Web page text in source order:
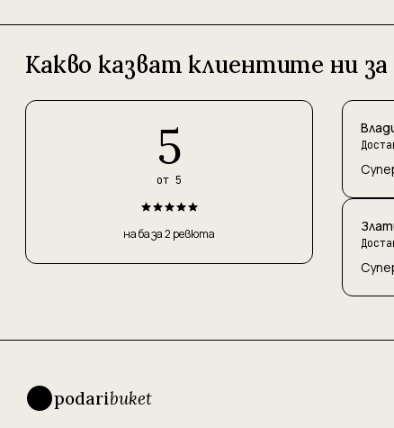
Какво казват клиентите ни за
5
от 5
на база 2 ревюта
podaribuket